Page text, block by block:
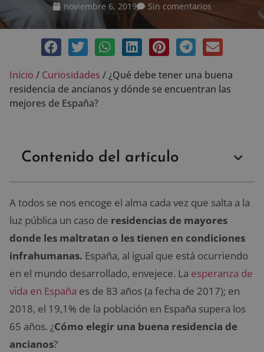
noviembre 6, 2019 Sin comentarios
Inicio / Curiosidades /¿Qué debe tener una buena
residencia de ancianos y dónde se encuentran las
mejores de España?
Contenido del artículo
A todos se nos encoge el alma cada vez que salta a la
luz pública un caso de residencias de mayores
donde les maltratan o les tienen en condiciones
infrahumanas. España, al igual que está ocurriendo
en el mundo desarrollado, envejece. La esperanza de
vida en España es de 83 años (a fecha de 2017); en
2018, el 19,1% de la población en España supera los
65 años. ¿Cómo elegir una buena residencia de
ancianos?